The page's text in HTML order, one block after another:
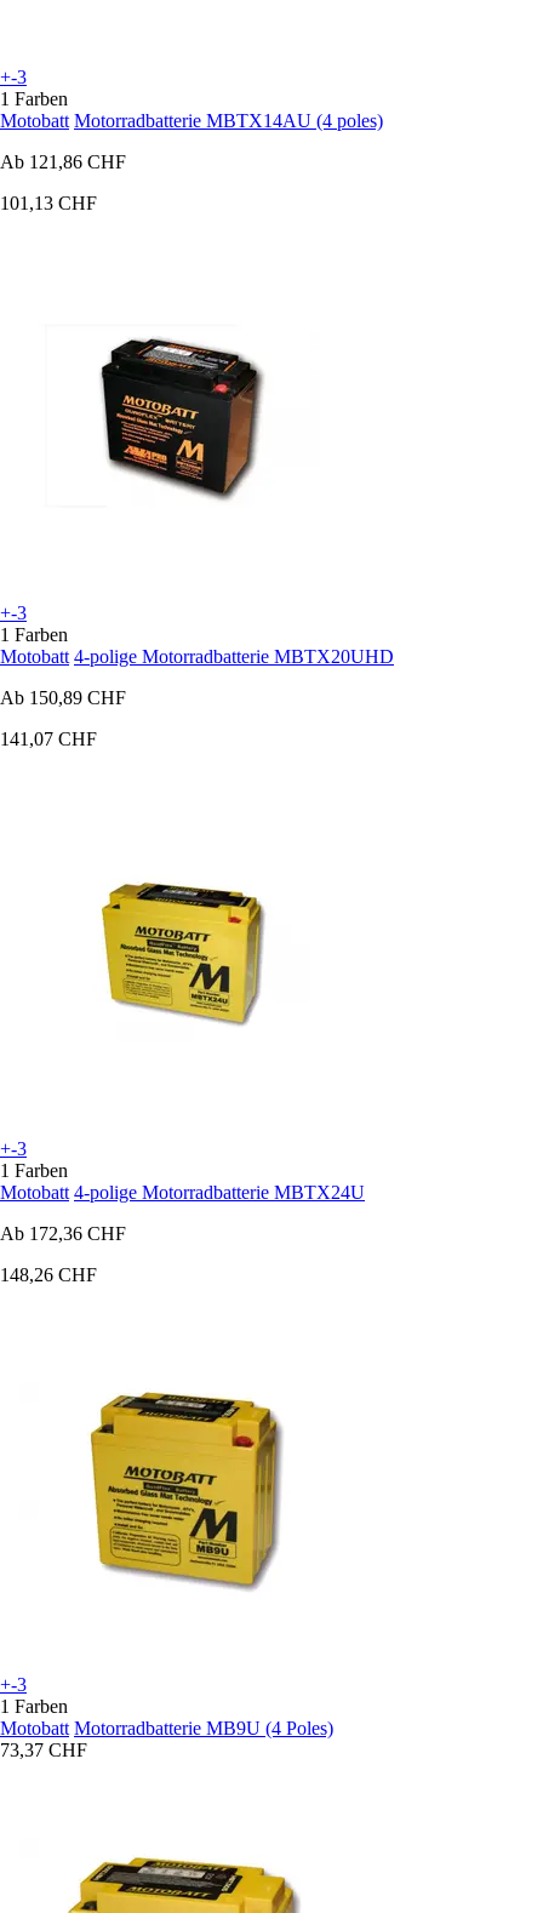
+-3
1 Farben
Motobatt Motorradbatterie MBTX14AU (4 poles)
Ab 121,86 CHF
101,13 CHF
+-3
1 Farben
Motobatt 4-polige Motorradbatterie MBTX20UHD
Ab 150,89 CHF
141,07 CHF
+-3
1 Farben
Motobatt 4-polige Motorradbatterie MBTX24U
Ab 172,36 CHF
148,26 CHF
+-3
1 Farben
Motobatt Motorradbatterie MB9U (4 Poles)
73,37 CHF